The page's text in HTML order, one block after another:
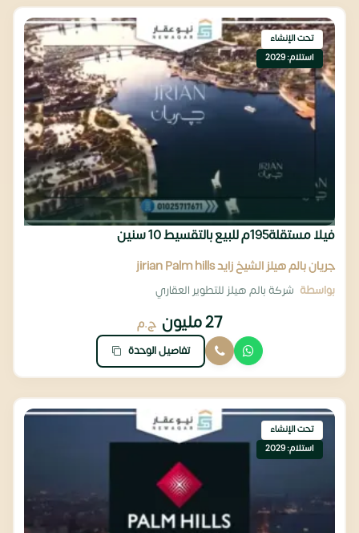
تحت الإنشاء
استلام: 2029
فيلا مستقلة195م للبيع بالتقسيط 10 سنين
جريان بالم هيلز الشيخ زايد jirian Palm hills
بواسطة شركة بالم هيلز للتطوير العقاري
27 مليون ج.م
تفاصيل الوحدة
تحت الإنشاء
استلام: 2029